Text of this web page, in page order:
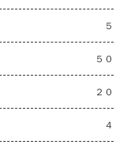
５
５０
２０
４